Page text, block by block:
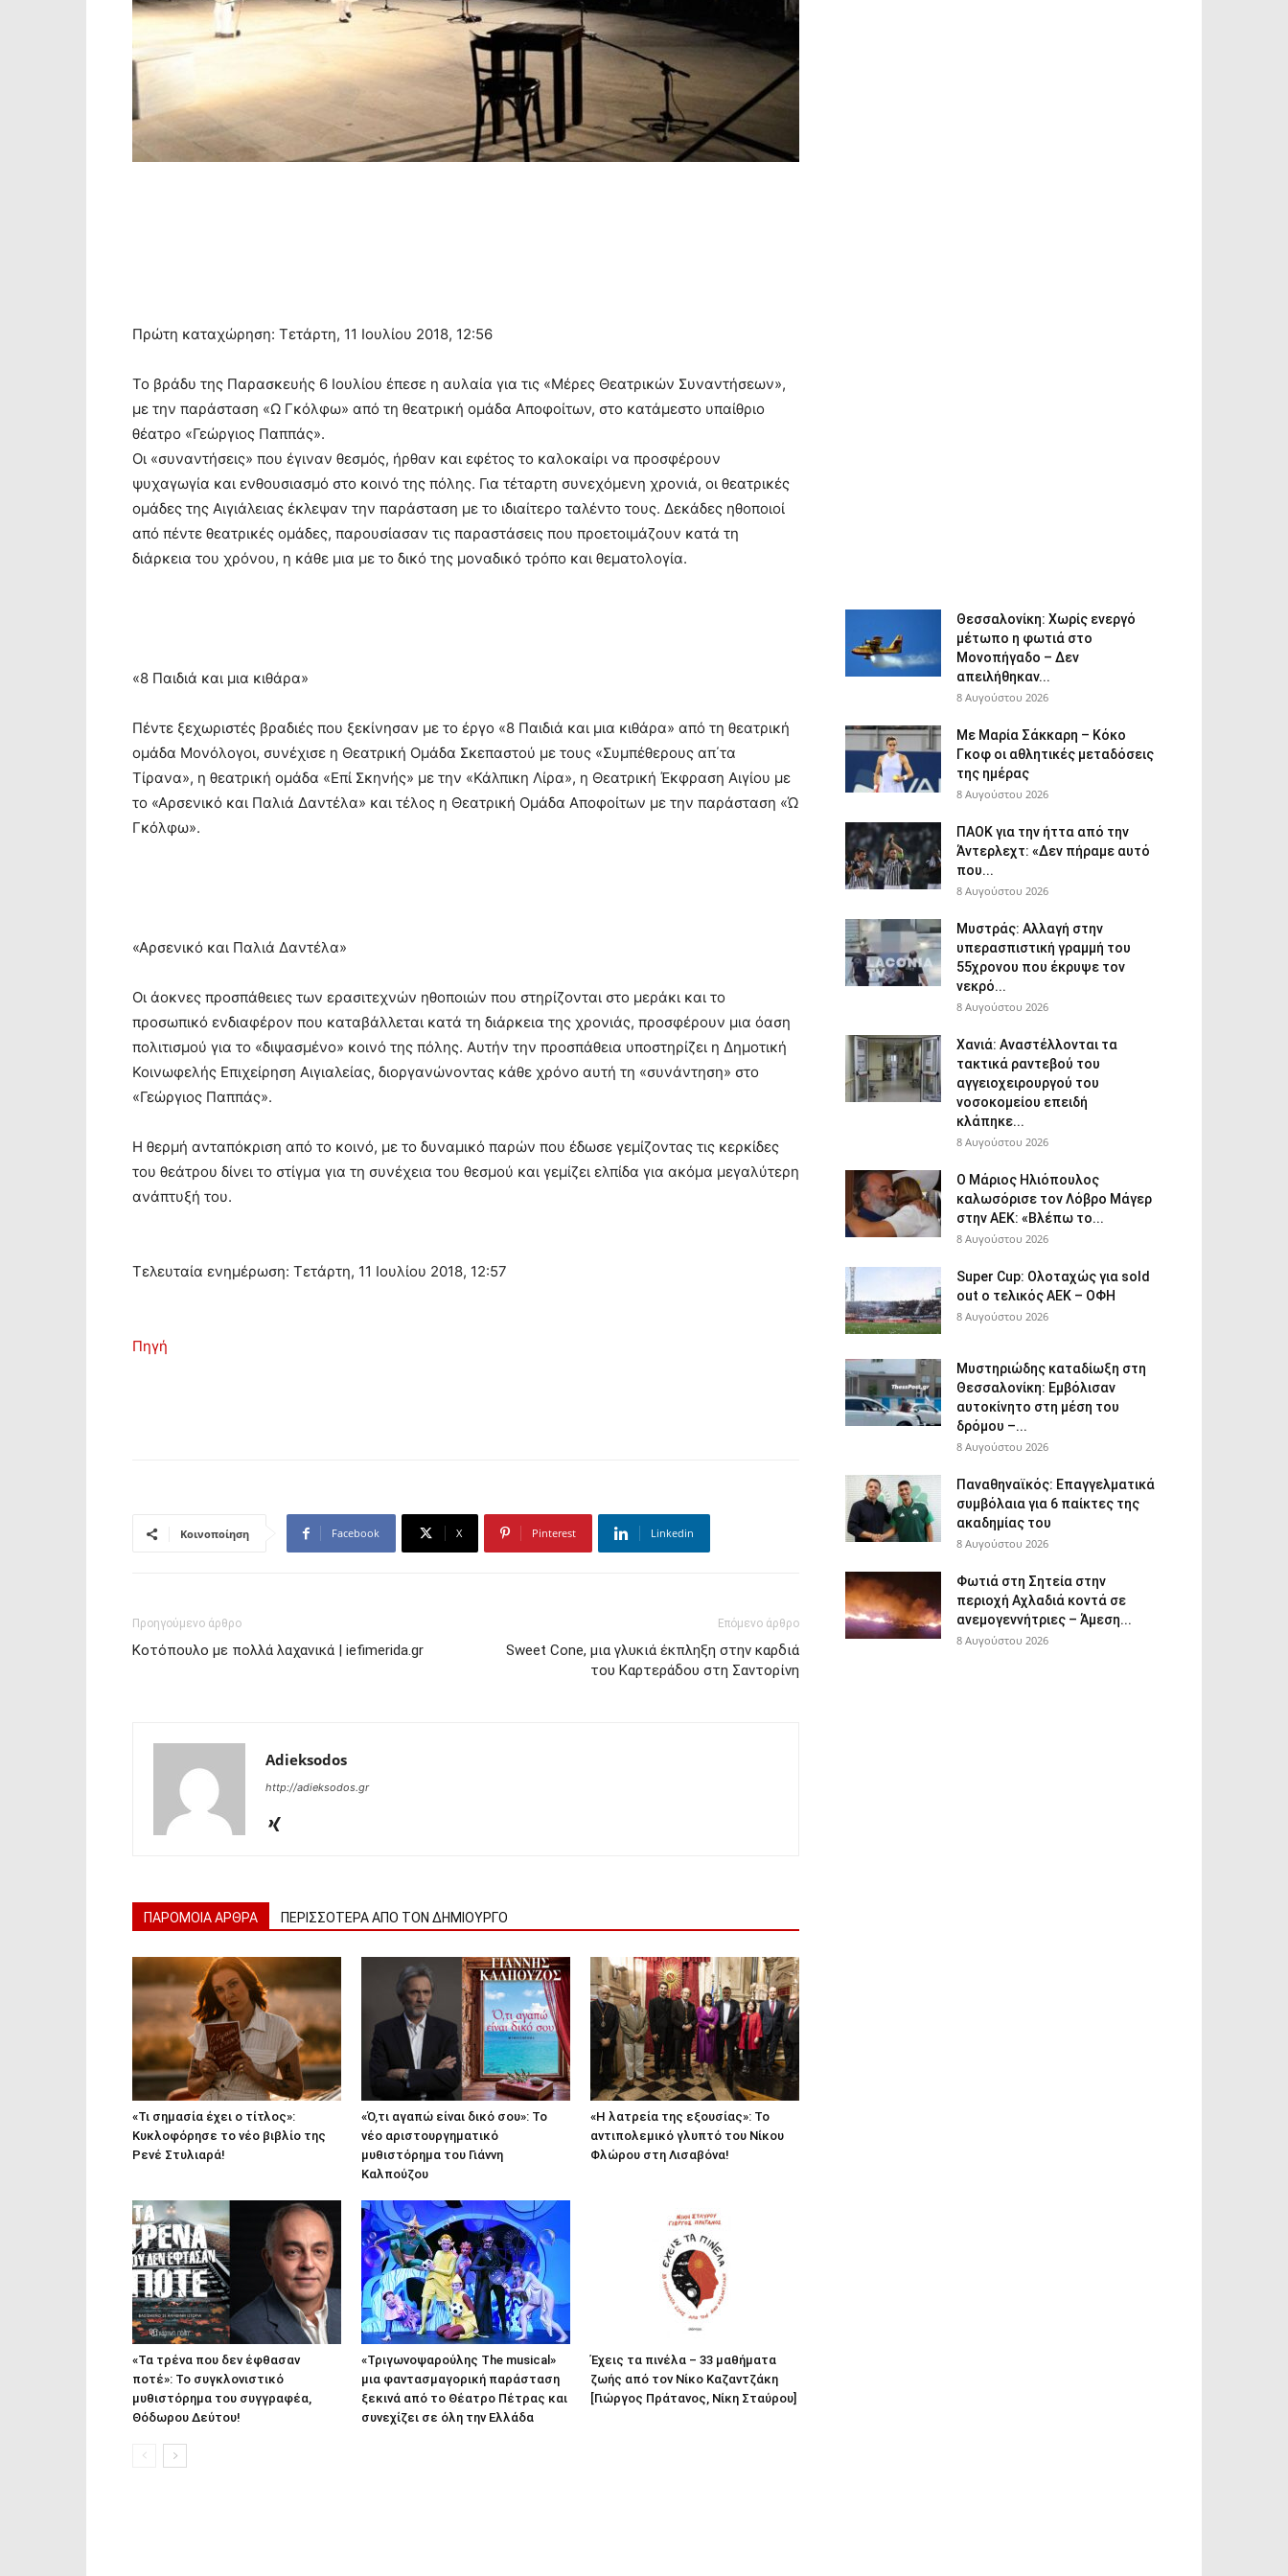
Πρώτη καταχώρηση: Τετάρτη, 11 Ιουλίου 2018, 12:56
Το βράδυ της Παρασκευής 6 Ιουλίου έπεσε η αυλαία για τις «Μέρες Θεατρικών Συναντήσεων»,
με την παράσταση «Ω Γκόλφω» από τη θεατρική ομάδα Αποφοίτων, στο κατάμεστο υπαίθριο
θέατρο «Γεώργιος Παππάς».
Οι «συναντήσεις» που έγιναν θεσμός, ήρθαν και εφέτος το καλοκαίρι να προσφέρουν
ψυχαγωγία και ενθουσιασμό στο κοινό της πόλης. Για τέταρτη συνεχόμενη χρονιά, οι θεατρικές
ομάδες της Αιγιάλειας έκλεψαν την παράσταση με το ιδιαίτερο ταλέντο τους. Δεκάδες ηθοποιοί
από πέντε θεατρικές ομάδες, παρουσίασαν τις παραστάσεις που προετοιμάζουν κατά τη
διάρκεια του χρόνου, η κάθε μια με το δικό της μοναδικό τρόπο και θεματολογία.
«8 Παιδιά και μια κιθάρα»
Πέντε ξεχωριστές βραδιές που ξεκίνησαν με το έργο «8 Παιδιά και μια κιθάρα» από τη θεατρική
ομάδα Μονόλογοι, συνέχισε η Θεατρική Ομάδα Σκεπαστού με τους «Συμπέθερους απ΄τα
Τίρανα», η θεατρική ομάδα «Επί Σκηνής» με την «Κάλπικη Λίρα», η Θεατρική Έκφραση Αιγίου με
το «Αρσενικό και Παλιά Δαντέλα» και τέλος η Θεατρική Ομάδα Αποφοίτων με την παράσταση «Ώ
Γκόλφω».
«Αρσενικό και Παλιά Δαντέλα»
Οι άοκνες προσπάθειες των ερασιτεχνών ηθοποιών που στηρίζονται στο μεράκι και το
προσωπικό ενδιαφέρον που καταβάλλεται κατά τη διάρκεια της χρονιάς, προσφέρουν μια όαση
πολιτισμού για το «διψασμένο» κοινό της πόλης. Αυτήν την προσπάθεια υποστηρίζει η Δημοτική
Κοινωφελής Επιχείρηση Αιγιαλείας, διοργανώνοντας κάθε χρόνο αυτή τη «συνάντηση» στο
«Γεώργιος Παππάς».
Η θερμή ανταπόκριση από το κοινό, με το δυναμικό παρών που έδωσε γεμίζοντας τις κερκίδες
του θεάτρου δίνει το στίγμα για τη συνέχεια του θεσμού και γεμίζει ελπίδα για ακόμα μεγαλύτερη
ανάπτυξή του.
Τελευταία ενημέρωση: Τετάρτη, 11 Ιουλίου 2018, 12:57
Πηγή
Κοινοποίηση Facebook X Pinterest Linkedin
Προηγούμενο άρθρο
Κοτόπουλο με πολλά λαχανικά | iefimerida.gr
Επόμενο άρθρο
Sweet Cone, μια γλυκιά έκπληξη στην καρδιά
του Καρτεράδου στη Σαντορίνη
Adieksodos
http://adieksodos.gr
ΠΑΡΟΜΟΙΑ ΑΡΘΡΑ ΠΕΡΙΣΣΟΤΕΡΑ ΑΠΟ ΤΟΝ ΔΗΜΙΟΥΡΓΟ
«Τι σημασία έχει ο τίτλος»:
Κυκλοφόρησε το νέο βιβλίο της
Ρενέ Στυλιαρά!
«Ό,τι αγαπώ είναι δικό σου»: Το
νέο αριστουργηματικό
μυθιστόρημα του Γιάννη
Καλπούζου
«Η λατρεία της εξουσίας»: Το
αντιπολεμικό γλυπτό του Νίκου
Φλώρου στη Λισαβόνα!
«Τα τρένα που δεν έφθασαν
ποτέ»: Το συγκλονιστικό
μυθιστόρημα του συγγραφέα,
Θόδωρου Δεύτου!
«Τριγωνοψαρούλης The musical»
μια φαντασμαγορική παράσταση
ξεκινά από το Θέατρο Πέτρας και
συνεχίζει σε όλη την Ελλάδα
Έχεις τα πινέλα – 33 μαθήματα
ζωής από τον Νίκο Καζαντζάκη
[Γιώργος Πράτανος, Νίκη Σταύρου]
Θεσσαλονίκη: Χωρίς ενεργό
μέτωπο η φωτιά στο
Μονοπήγαδο – Δεν
απειλήθηκαν...
8 Αυγούστου 2026
Με Μαρία Σάκκαρη – Κόκο
Γκοφ οι αθλητικές μεταδόσεις
της ημέρας
8 Αυγούστου 2026
ΠΑΟΚ για την ήττα από την
Άντερλεχτ: «Δεν πήραμε αυτό
που...
8 Αυγούστου 2026
Μυστράς: Αλλαγή στην
υπερασπιστική γραμμή του
55χρονου που έκρυψε τον
νεκρό...
8 Αυγούστου 2026
Χανιά: Aναστέλλονται τα
τακτικά ραντεβού του
αγγειοχειρουργού του
νοσοκομείου επειδή
κλάπηκε...
8 Αυγούστου 2026
Ο Μάριος Ηλιόπουλος
καλωσόρισε τον Λόβρο Μάγερ
στην ΑΕΚ: «Βλέπω το...
8 Αυγούστου 2026
Super Cup: Ολοταχώς για sold
out ο τελικός ΑΕΚ – ΟΦΗ
8 Αυγούστου 2026
Μυστηριώδης καταδίωξη στη
Θεσσαλονίκη: Εμβόλισαν
αυτοκίνητο στη μέση του
δρόμου –...
8 Αυγούστου 2026
Παναθηναϊκός: Επαγγελματικά
συμβόλαια για 6 παίκτες της
ακαδημίας του
8 Αυγούστου 2026
Φωτιά στη Σητεία στην
περιοχή Αχλαδιά κοντά σε
ανεμογεννήτριες – Άμεση...
8 Αυγούστου 2026